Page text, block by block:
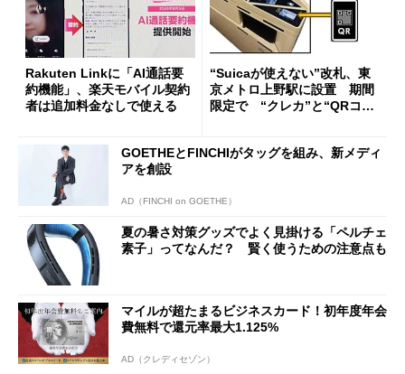
Rakuten Linkに「AI通話要
約機能」、楽天モバイル契約
者は追加料金なしで使える
“Suicaが使えない”改札、東
京メトロ上野駅に設置 期間
限定で “クレカ”と“QRコー
GOETHEとFINCHIがタッグを組み、新メディ
アを創設
AD（FINCHI on GOETHE）
夏の暑さ対策グッズでよく見掛ける「ペルチェ
素子」ってなんだ？ 賢く使うための注意点も
マイルが超たまるビジネスカード！初年度年会
費無料で還元率最大1.125%
AD（クレディセゾン）